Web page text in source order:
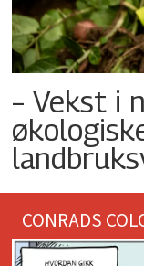
– Vekst i
CONRADS